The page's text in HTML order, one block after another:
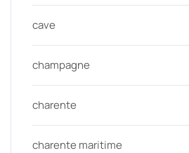
cave
champagne
charente
charente maritime